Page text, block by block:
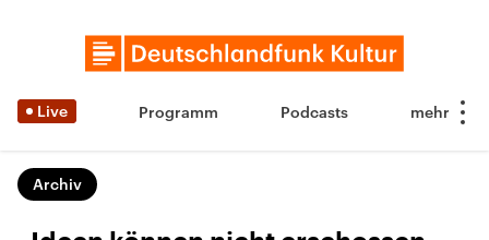
Live Programm Podcasts
Archiv